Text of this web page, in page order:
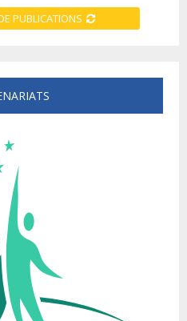
PUBLICATIONS